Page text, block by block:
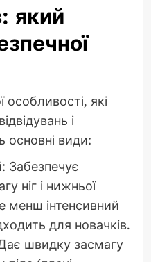
який
особливості, які
і
основні види:
: Забезпечує
ніг і нижньої
менш інтенсивний
для новачків.
швидку засмагу